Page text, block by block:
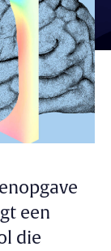
een
die